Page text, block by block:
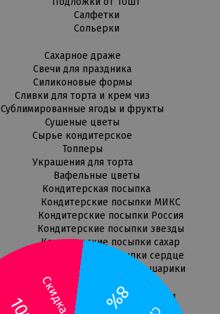
Салфетки
Сольерки
Сахарное драже
Свечи для праздника
Силиконовые формы
Сливки для торта и крем чиз
Сублимированные ягоды и фрукты
Сушеные цветы
Сырье кондитерское
Топперы
Украшения для торта
Вафельные цветы
Кондитерская посыпка
Кондитерские посыпки МИКС
Кондитерские посыпки Россия
Кондитерские посыпки звезды
Кондитерские посыпки сахар
Кондитерские посыпки сердце
Кондитерские посыпки шарики
Сахарные и шоколадные фигурки
Сахарные цветы и кружево
8%
Скидка